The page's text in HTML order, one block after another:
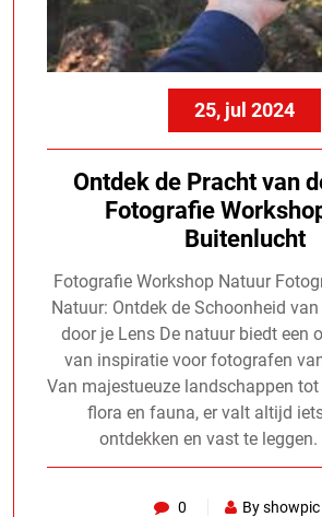
25, jul 2024
Ontdek de Pracht van
Fotografie
Buitenlucht
Fotografie Workshop Natuur
Natuur: Ontdek de Schoonheid
door je Lens De natuur biedt een
van inspiratie voor fotografen
Van majestueuze landschappen
flora en fauna, er valt altijd
ontdekken en vast te
0 By showpic